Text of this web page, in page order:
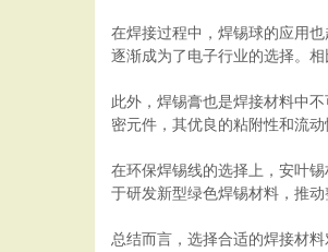
在焊接过程中，焊锡球的应用
逐渐成为了电子行业的选择。
此外，焊锡膏也是焊接材料中
密元件，其优良的粘附性和流
在环保焊锡线的选择上，安叶
于研发新型绿色焊锡材料，推
总结而言，选择合适的焊接材